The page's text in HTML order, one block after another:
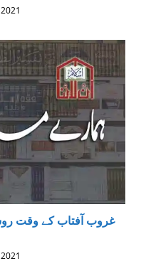
غروب آفتاب کے وقت